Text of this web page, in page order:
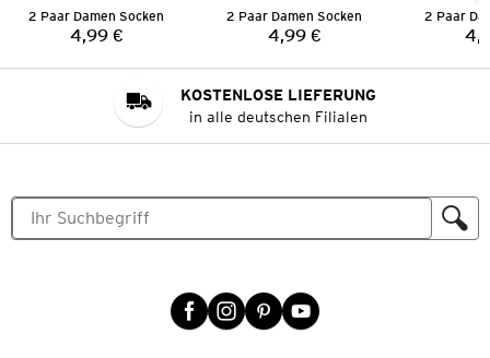
2 Paar Damen Socken
Preis:
4,99 €
2 Paar Damen Socken
Preis:
4,99 €
2 Paar
KOSTENLOSE LIEFERUNG
in alle deutschen Filialen